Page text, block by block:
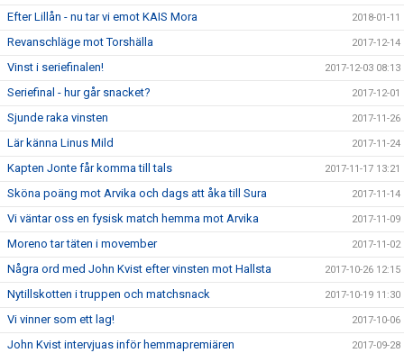
Efter Lillån - nu tar vi emot KAIS Mora 2018-01-11
Revanschläge mot Torshälla 2017-12-14
Vinst i seriefinalen! 2017-12-03 08:13
Seriefinal - hur går snacket? 2017-12-01
Sjunde raka vinsten 2017-11-26
Lär känna Linus Mild 2017-11-24
Kapten Jonte får komma till tals 2017-11-17 13:21
Sköna poäng mot Arvika och dags att åka till Sura 2017-11-14
Vi väntar oss en fysisk match hemma mot Arvika 2017-11-09
Moreno tar täten i movember 2017-11-02
Några ord med John Kvist efter vinsten mot Hallsta 2017-10-26 12:15
Nytillskotten i truppen och matchsnack 2017-10-19 11:30
Vi vinner som ett lag! 2017-10-06
John Kvist intervjuas inför hemmapremiären 2017-09-28